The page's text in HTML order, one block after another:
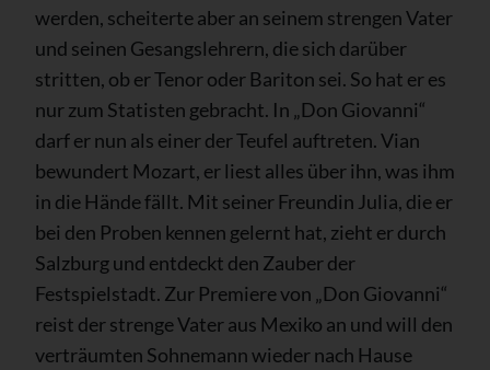
werden, scheiterte aber an seinem strengen Vater
und seinen Gesangslehrern, die sich darüber
stritten, ob er Tenor oder Bariton sei. So hat er es
nur zum Statisten gebracht. In „Don Giovanni“
darf er nun als einer der Teufel auftreten. Vian
bewundert Mozart, er liest alles über ihn, was ihm
in die Hände fällt. Mit seiner Freundin Julia, die er
bei den Proben kennen gelernt hat, zieht er durch
Salzburg und entdeckt den Zauber der
Festspielstadt. Zur Premiere von „Don Giovanni“
reist der strenge Vater aus Mexiko an und will den
verträumten Sohnemann wieder nach Hause